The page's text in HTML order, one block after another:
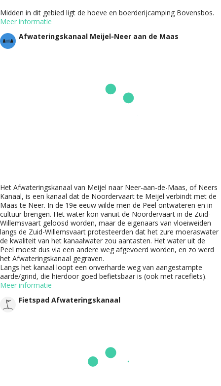
Midden in dit gebied ligt de hoeve en boerderijcamping Bovensbos.
Meer informatie
Afwateringskanaal Meijel-Neer aan de Maas
Het Afwateringskanaal van Meijel naar Neer-aan-de-Maas, of Neers
Kanaal, is een kanaal dat de Noordervaart te Meijel verbindt met de
Maas te Neer. In de 19e eeuw wilde men de Peel ontwateren en in
cultuur brengen. Het water kon vanuit de Noordervaart in de Zuid-
Willemsvaart geloosd worden, maar de eigenaars van vloeiweiden
langs de Zuid-Willemsvaart protesteerden dat het zure moeraswater
de kwaliteit van het kanaalwater zou aantasten. Het water uit de
Peel moest dus via een andere weg afgevoerd worden, en zo werd
het Afwateringskanaal gegraven.
Langs het kanaal loopt een onverharde weg van aangestampte
aarde/grind, die hierdoor goed befietsbaar is (ook met racefiets).
Meer informatie
Fietspad Afwateringskanaal